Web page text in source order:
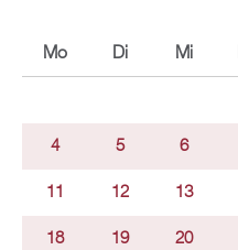
Mo Di Mi
4 5 6
11 12 13
18 19 20